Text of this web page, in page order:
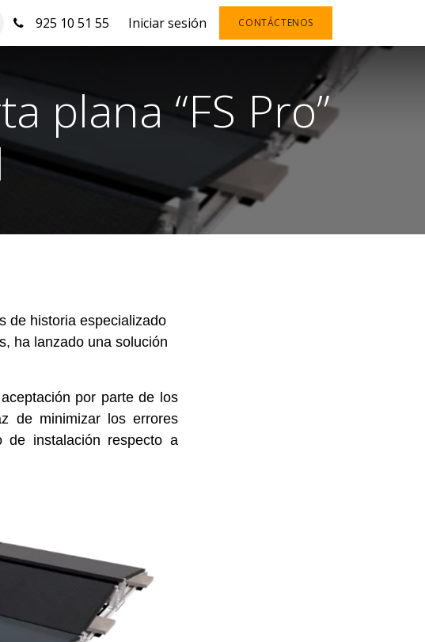
Contacto925 10 51 55 Iniciar sesión CONTÁCTENOS
plana “FS Pro”
de historia especializado
ha lanzado una solución
por parte de los
de minimizar los errores
instalación respecto a